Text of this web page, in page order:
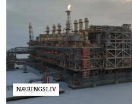
NÆRINGSLIV